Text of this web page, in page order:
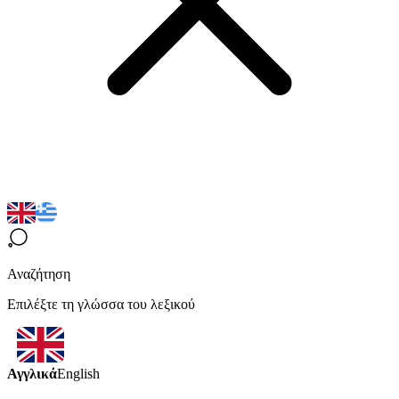
Αναζήτηση
Επιλέξτε τη γλώσσα του λεξικού
ΑγγλικάEnglish